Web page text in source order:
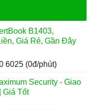
B1403,
Giá Rẻ, Gần Đây
6025 (0đ/phút)
Security - Giao
Giá Tốt